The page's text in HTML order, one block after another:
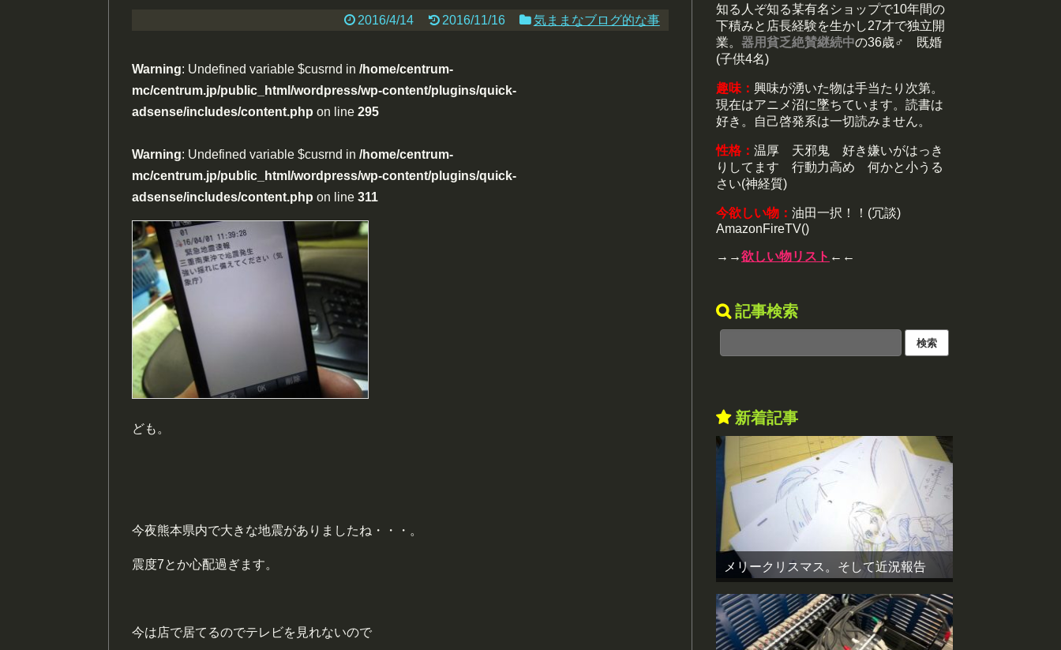
2016/4/14 2016/11/16 気ままなブログ的な事
Warning: Undefined variable $cusrnd in /home/centrum-
mc/centrum.jp/public_html/wordpress/wp-content/plugins/quick-
adsense/includes/content.php on line 295
Warning: Undefined variable $cusrnd in /home/centrum-
mc/centrum.jp/public_html/wordpress/wp-content/plugins/quick-
adsense/includes/content.php on line 311
ども。
今夜熊本県内で大きな地震がありましたね・・・。
震度7とか心配過ぎます。
今は店で居てるのでテレビを見れないので
知る人ぞ知る某有名ショップで10年間の
下積みと店長経験を生かし27才で独立開
業。 器用貧乏絶賛継続中の36歳♂ 既婚
(子供4名)
趣味： 興味が湧いた物は手当たり次第。
現在はアニメ沼に墜ちています。読書は
好き。自己啓発系は一切読みません。
性格： 温厚 天邪鬼 好き嫌いがはっき
りしてます 行動力高め 何かと小うる
さい(神経質)
今欲しい物： 油田一択！！(冗談)
AmazonFireTV()
→→欲しい物リスト ←←
記事検索
新着記事
メリークリスマス。そして近況報告